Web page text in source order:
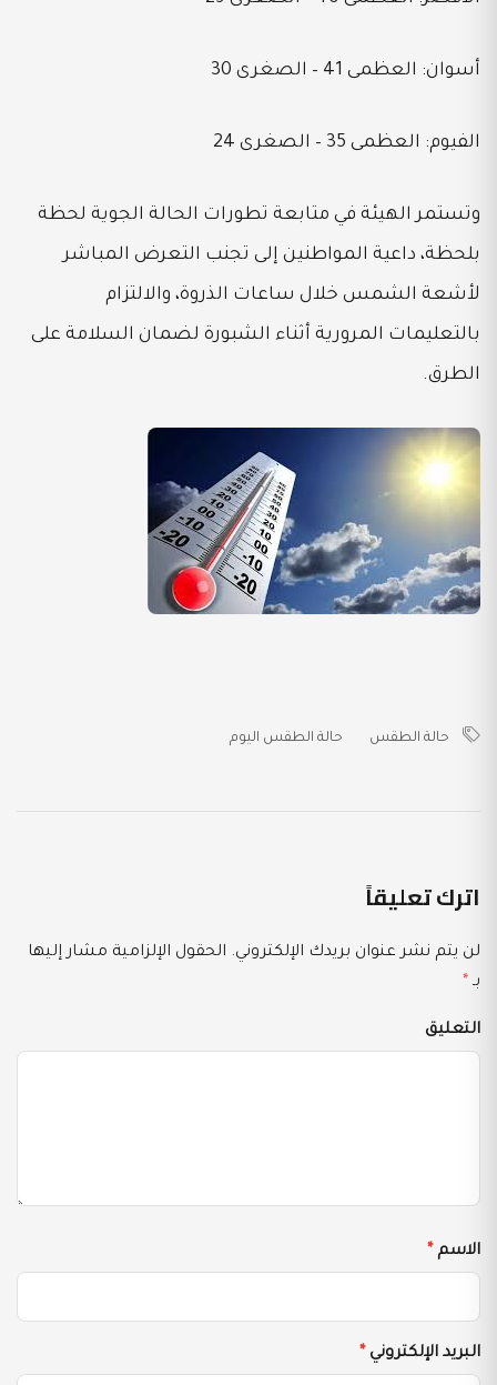
أسوان: العظمى 41 – الصغرى 30
الفيوم: العظمى 35 – الصغرى 24
وتستمر الهيئة في متابعة تطورات الحالة الجوية لحظة
بلحظة، داعية المواطنين إلى تجنب التعرض المباشر
لأشعة الشمس خلال ساعات الذروة، والالتزام
بالتعليمات المرورية أثناء الشبورة لضمان السلامة على
الطرق.
حالة الطقس حالة الطقس اليوم
اترك تعليقاً
لن يتم نشر عنوان بريدك الإلكتروني. الحقول الإلزامية مشار إليها
بـ *
التعليق
الاسم *
البريد الإلكتروني *